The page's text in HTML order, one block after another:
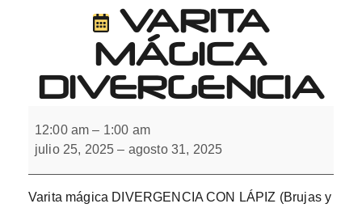
VARITA
MÁGICA
DIVERGENCIA
mágica
DIVERGENCIA
12:00 am – 1:00 am
julio 25, 2025 – agosto 31, 2025
Varita mágica DIVERGENCIA CON LÁPIZ (Brujas y